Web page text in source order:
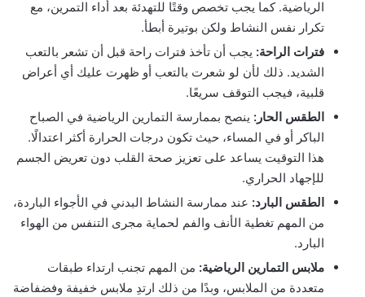
الرياضية. كما يجب تخصص وقتًا للتهدئة بعد أداء التمرين، مع
تكرار نفس النشاط ولكن بوتيرة أبطأ.
فترات الراحة: يجب أن تأخذ فترات راحة قبل أن تشعر بالتعب
الشديد. ذلك لأن لو شعرت بالتعب أو ظهرت عليك أي أعراض
قلبية، فيجب التوقف سريعًا.
الطقس الحار: ينصح بممارسة التمارين الرياضية في الصباح
الباكر أو في المساء، حيث تكون درجات الحرارة أكثر اعتدالًا.
هذا التوقيت يساعد على تعزيز صحة القلب دون تعريض الجسم
للإجهاد الحراري.
الطقس البارد: عند ممارسة النشاط البدني في الأجواء الباردة،
من المهم تغطية الأنف والفم لحماية مجرى التنفس من الهواء
البارد.
ملابس التمارين الرياضية: من المهم تجنب ارتداء طبقات
متعددة من الملابس، وبدًا من ذلك ارتدِ ملابس خفيفة وفضفاضة